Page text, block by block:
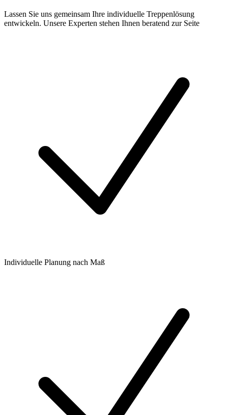
Lassen Sie uns gemeinsam Ihre individuelle Treppenlösung
entwickeln. Unsere Experten stehen Ihnen beratend zur Seite
Individuelle Planung nach Maß